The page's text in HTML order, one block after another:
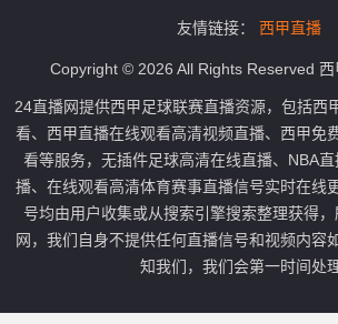
友情链接： 西甲直播
Copyright © 2026 All Rights Reserved
24直播网提供西甲足球联赛直播资源，包括西
看、西甲直播在线观看高清视频直播、西甲免
看等服务，无插件足球高清在线直播、NBA
播、在线观看高清体育赛事直播信号实时在线
号均由用户收集或从搜索引擎搜索整理获得
网，我们自身不提供任何直播信号和视频内容
知我们，我们会第一时间处理